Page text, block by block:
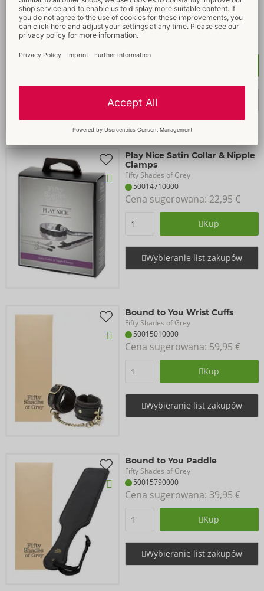
Cuffs
Fifty Shades of Grey
50014630000
Cena sugerowana:
Wybieranie list zakupów
Play Nice Satin Collar & Nipple
Clamps
Fifty Shades of Grey
50014710000
Cena sugerowana: 22,95 €
Kup
Wybieranie list zakupów
Bound to You Wrist Cuffs
Fifty Shades of Grey
50015010000
Cena sugerowana: 59,95 €
Kup
Wybieranie list zakupów
Bound to You Paddle
Fifty Shades of Grey
50015790000
Cena sugerowana: 39,95 €
Kup
Wybieranie list zakupów